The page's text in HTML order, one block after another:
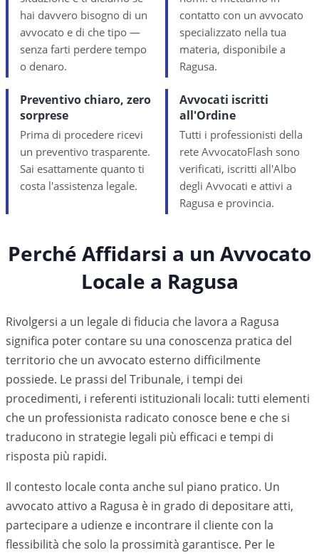
hai davvero bisogno di un
avvocato e di che tipo —
senza farti perdere tempo
o denaro.
contatto con un avvocato
specializzato nella tua
materia, disponibile a
Ragusa.
Preventivo chiaro, zero
sorprese
Prima di procedere ricevi
un preventivo trasparente.
Sai esattamente quanto ti
costa l'assistenza legale.
Avvocati iscritti
all'Ordine
Tutti i professionisti della
rete AvvocatoFlash sono
verificati, iscritti all'Albo
degli Avvocati e attivi a
Ragusa e provincia.
Perché Affidarsi a un Avvocato
Locale a Ragusa
Rivolgersi a un legale di fiducia che lavora a Ragusa
significa poter contare su una conoscenza pratica del
territorio che un avvocato esterno difficilmente
possiede. Le prassi del Tribunale, i tempi dei
procedimenti, i referenti istituzionali locali: tutti elementi
che un professionista radicato conosce bene e che si
traducono in strategie legali più efficaci e tempi di
risposta più rapidi.
Il contesto locale conta anche sul piano pratico. Un
avvocato attivo a Ragusa è in grado di depositare atti,
partecipare a udienze e incontrare il cliente con la
flessibilità che solo la prossimità garantisce. Per le